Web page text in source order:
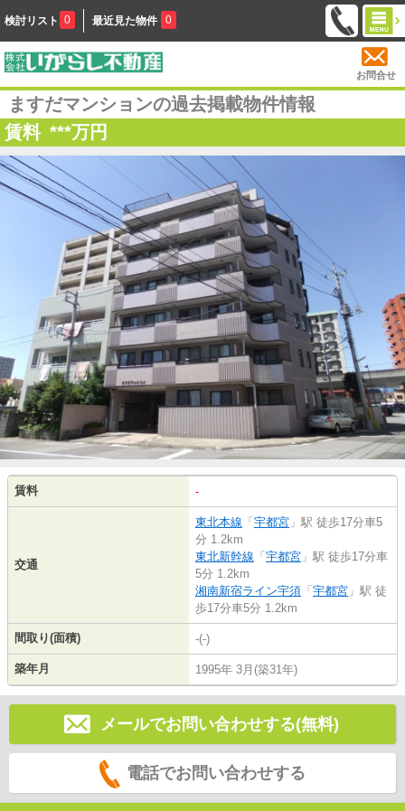
検討リスト 0 最近見た物件 0
お問合せ
ますだマンションの過去掲載物件情報
賃料 ***万円
賃料 -
交通
東北本線 「 宇都宮 」駅 徒歩17分車5
分 1.2km
東北新幹線 「 宇都宮 」駅 徒歩17分車
5分 1.2km
湘南新宿ライン宇須 「 宇都宮 」駅 徒
歩17分車5分 1.2km
間取り(面積) -(-)
築年月 1995年 3月(築31年)
メールでお問い合わせする(無料)
電話でお問い合わせする